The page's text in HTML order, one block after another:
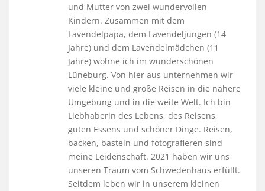
und Mutter von zwei wundervollen
Kindern. Zusammen mit dem
Lavendelpapa, dem Lavendeljungen (14
Jahre) und dem Lavendelmädchen (11
Jahre) wohne ich im wunderschönen
Lüneburg. Von hier aus unternehmen wir
viele kleine und große Reisen in die nähere
Umgebung und in die weite Welt. Ich bin
Liebhaberin des Lebens, des Reisens,
guten Essens und schöner Dinge. Reisen,
backen, basteln und fotografieren sind
meine Leidenschaft. 2021 haben wir uns
unseren Traum vom Schwedenhaus erfüllt.
Seitdem leben wir in unserem kleinen